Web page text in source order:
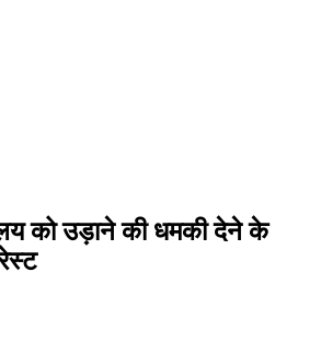
को उड़ाने की धमकी देने के